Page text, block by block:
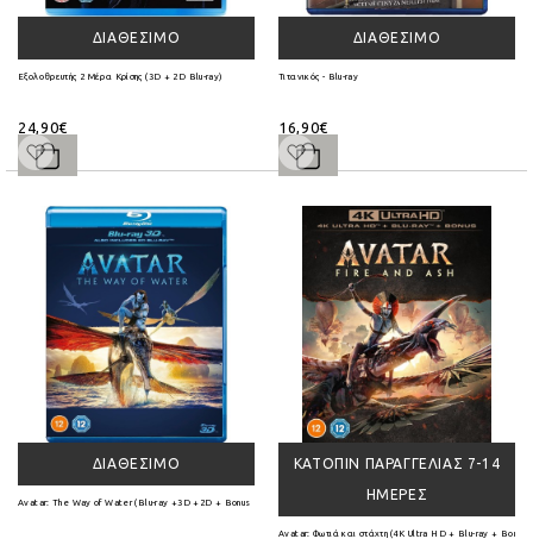
ΔΙΑΘΈΣΙΜΟ
Εξολοθρευτής 2 Μέρα Κρίσης (3D + 2D Blu-ray)
24,90€
ΔΙΑΘΈΣΙΜΟ
Τιτανικός - Blu-ray
16,90€
ΔΙΑΘΈΣΙΜΟ
Avatar: The Way of Water (Blu-ray +3D +2D + Bonus Disc)
ΚΑΤΌΠΙΝ ΠΑΡΑΓΓΕΛΊΑΣ 7-14
ΗΜΈΡΕΣ
Avatar: Φωτιά και στάχτη (4K Ultra HD + Blu-ray + Bonus